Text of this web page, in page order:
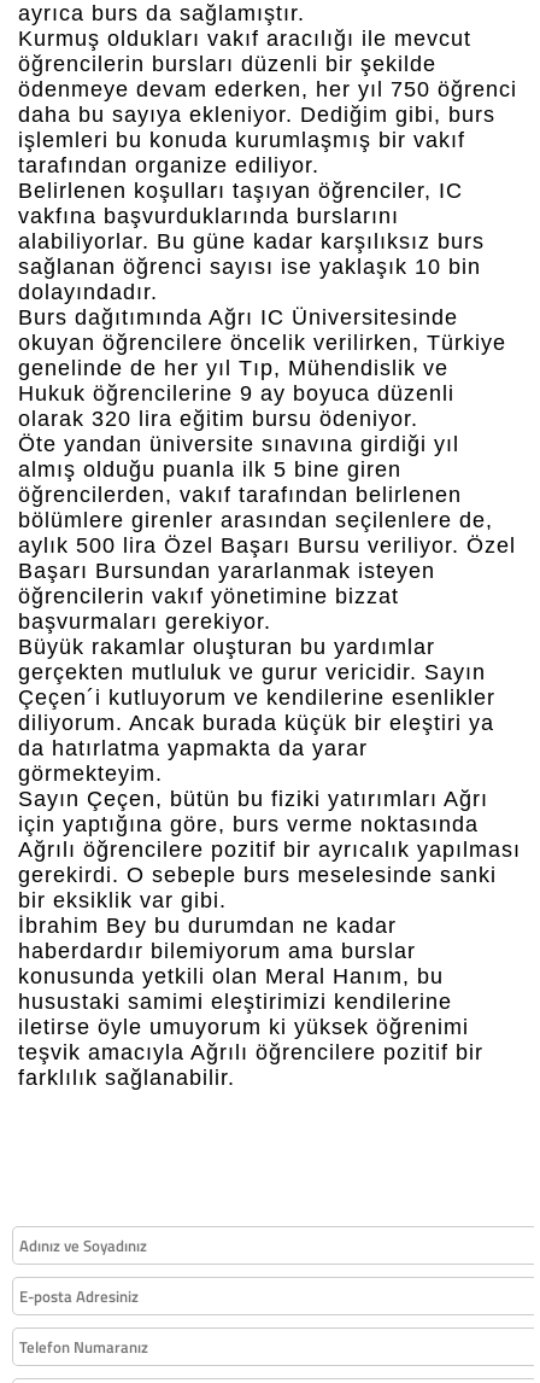
ayrıca burs da sağlamıştır.
Kurmuş oldukları vakıf aracılığı ile mevcut
öğrencilerin bursları düzenli bir şekilde
ödenmeye devam ederken, her yıl 750 öğrenci
daha bu sayıya ekleniyor. Dediğim gibi, burs
işlemleri bu konuda kurumlaşmış bir vakıf
tarafından organize ediliyor.
Belirlenen koşulları taşıyan öğrenciler, IC
vakfına başvurduklarında burslarını
alabiliyorlar. Bu güne kadar karşılıksız burs
sağlanan öğrenci sayısı ise yaklaşık 10 bin
dolayındadır.
Burs dağıtımında Ağrı IC Üniversitesinde
okuyan öğrencilere öncelik verilirken, Türkiye
genelinde de her yıl Tıp, Mühendislik ve
Hukuk öğrencilerine 9 ay boyuca düzenli
olarak 320 lira eğitim bursu ödeniyor.
Öte yandan üniversite sınavına girdiği yıl
almış olduğu puanla ilk 5 bine giren
öğrencilerden, vakıf tarafından belirlenen
bölümlere girenler arasından seçilenlere de,
aylık 500 lira Özel Başarı Bursu veriliyor. Özel
Başarı Bursundan yararlanmak isteyen
öğrencilerin vakıf yönetimine bizzat
başvurmaları gerekiyor.
Büyük rakamlar oluşturan bu yardımlar
gerçekten mutluluk ve gurur vericidir. Sayın
Çeçen´i kutluyorum ve kendilerine esenlikler
diliyorum. Ancak burada küçük bir eleştiri ya
da hatırlatma yapmakta da yarar
görmekteyim.
Sayın Çeçen, bütün bu fiziki yatırımları Ağrı
için yaptığına göre, burs verme noktasında
Ağrılı öğrencilere pozitif bir ayrıcalık yapılması
gerekirdi. O sebeple burs meselesinde sanki
bir eksiklik var gibi.
İbrahim Bey bu durumdan ne kadar
haberdardır bilemiyorum ama burslar
konusunda yetkili olan Meral Hanım, bu
husustaki samimi eleştirimizi kendilerine
iletirse öyle umuyorum ki yüksek öğrenimi
teşvik amacıyla Ağrılı öğrencilere pozitif bir
farklılık sağlanabilir.